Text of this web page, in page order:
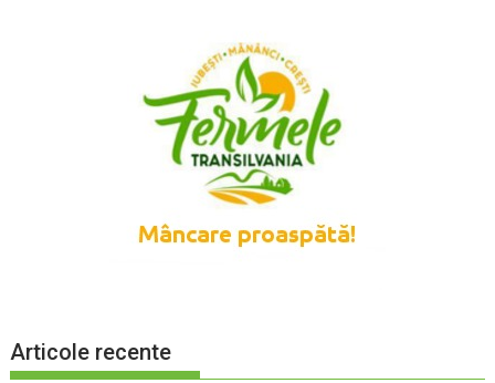
Articole recente